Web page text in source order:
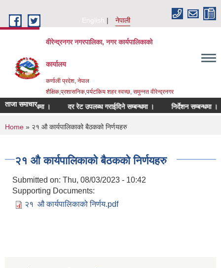
English
नेपाली
वीरेन्द्रनगर नगरपालिका, नगर कार्यपालिकाको
कार्यालय
कर्णाली प्रदेश, नेपाल
शैक्षिक,प्रशासनिक,पर्यटकिय शहर स्वच्छ, समुन्नत वीरेन्द्रनगर
ताजा समाचार
सम्बन्धमा । दर रेट उपलब्ध गराईदिने सम्बन्धमा । निर्देशन सम्बन्धमा ।
You are here
Home » २‍१ औ कार्यपालिकाको बैठकको निर्णयहरु
२‍१ औ कार्यपालिकाको बैठकको निर्णयहरु
Submitted on: Thu, 08/03/2023 - 10:42
Supporting Documents:
२१ ‍ औ कार्यपालिकाको निर्णय.pdf